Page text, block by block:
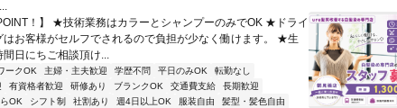
！】 ★技術業務はカラーとシャンプーのみでOK ★ドライ
はお客様がセルフでされるので負担が少なく働けます。 ★生
日にちご相談頂け...
ークOK 主婦・主夫歓迎 学歴不問 平日のみOK
転勤なし
有資格者歓迎 研修あり ブランクOK 交通費支給
長期歓迎
OK シフト制 社割あり 週4日以上OK 服装自由 髪型・髪色自由